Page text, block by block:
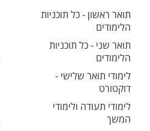
תואר ראשון - כל תוכניות
הלימודים
תואר שני - כל תוכניות
הלימודים
לימודי תואר שלישי -
דוקטורט
לימודי תעודה ולימודי
המשך